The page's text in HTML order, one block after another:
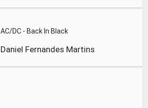
AC/DC - Back In Black
Daniel Fernandes Martins